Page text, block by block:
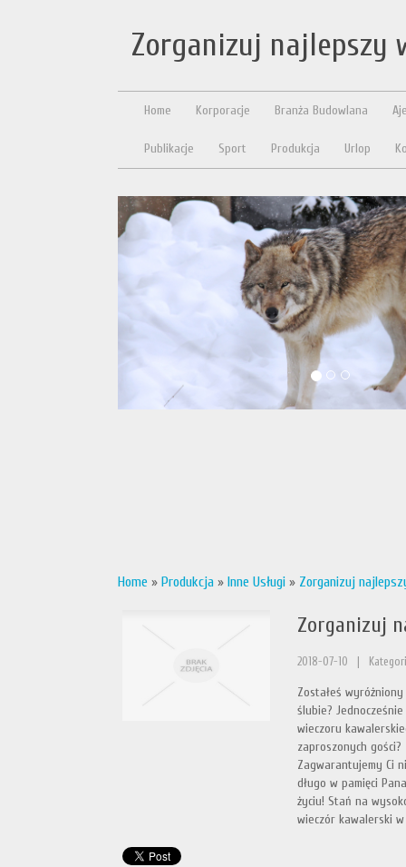
Zorganizuj najlepszy
Home Korporacje Branża Budowlana
Publikacje Sport Produkcja Urlop
Home » Produkcja » Inne Usługi » Zorganizuj
Zorganizuj
2018-07-10
Zostałeś
ślubie?
wieczoru
zaproszonych
Zagwarantujemy Ci
długo w pamięci
życiu! Stań na
wieczór kawalerski